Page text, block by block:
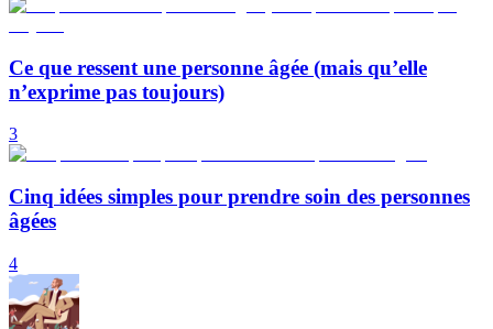
Ce que ressent une personne âgée (mais qu’elle
n’exprime pas toujours)
3
Cinq idées simples pour prendre soin des personnes
âgées
4